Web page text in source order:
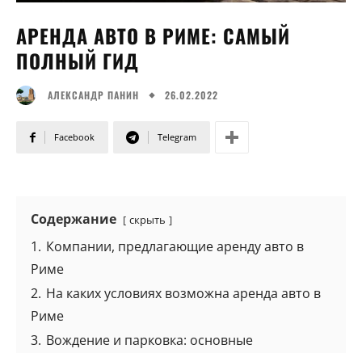
АРЕНДА АВТО В РИМЕ: САМЫЙ
ПОЛНЫЙ ГИД
АЛЕКСАНДР ПАНИН 26.02.2022
Facebook Telegram
Содержание скрыть
1. Компании, предлагающие аренду авто в
Риме
2. На каких условиях возможна аренда авто в
Риме
3. Вождение и парковка: основные